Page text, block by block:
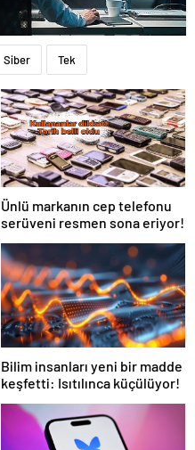
Siber Tek
Ünlü markanın cep telefonu
serüveni resmen sona eriyor!
Bilim insanları yeni bir madde
keşfetti: Isıtılınca küçülüyor!